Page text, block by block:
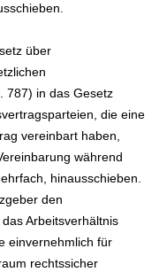
über
787) in das Gesetz
die eine
vereinbart haben,
während
hinausschieben.
den
Arbeitsverhältnis
einvernehmlich für
rechtssicher